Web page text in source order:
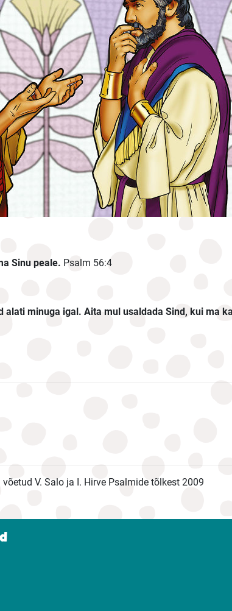
Sinu peale. Psalm 56:4
alati minuga igal. Aita mul usaldada Sind, kui ma
V. Salo ja I. Hirve Psalmide tõlkest 2009